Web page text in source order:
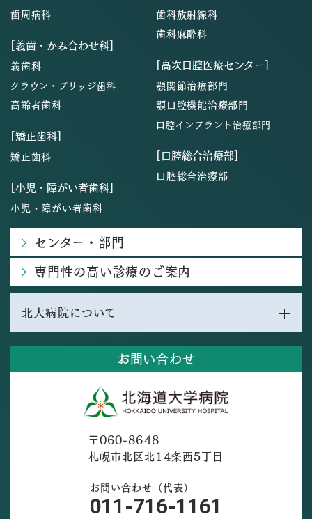
お問い合わせ
〒060-8648
札幌市北区北14条西5丁目
お問い合わせ（代表）
011-716-1161
歯周病科
[義歯・かみ合わせ科]
義歯科
クラウン・ブリッジ歯科
高齢者歯科
[矯正歯科]
矯正歯科
[小児・障がい者歯科]
小児・障がい者歯科
歯科放射線科
歯科麻酔科
[高次口腔医療センター]
顎関節治療部門
顎口腔機能治療部門
口腔インプラント治療部門
[口腔総合治療部]
口腔総合治療部
センター・部門
専門性の高い診療のご案内
北大病院について